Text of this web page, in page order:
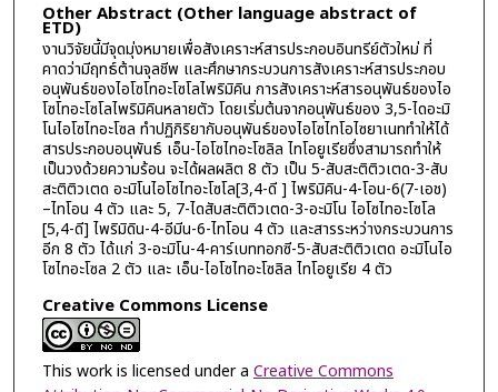
Other Abstract (Other language abstract of
ETD)
งานวิจัยนี้มีจุดมุ่งหมายเพื่อสังเคราะห์สารประกอบอินทรีย์ตัวใหม่ ที่
คาดว่ามีฤทธ์ต้านจุลชีพ และศึกษากระบวนการสังเคราะห์สารประกอบ
อนุพันธ์ของไอโซโทอะโซโลไพริมิคิน การสังเคราะห์สารอนุพันธ์ของไอ
โซโทอะโซโลไพริมิคินหลายตัว โดยเริ่มต้นจากอนุพันธ์ของ 3,5-ไดอะมิ
โนไอโซไทอะโซล ทำปฏิกิริยากับอนุพันธ์ของไอโซไทโอไซยาเนททำให้ได้
สารประกอบอนุพันธ์ เอ็น-ไอโซไทอะโซลิล ไทโอยูเรียซึ่งสามารถทำให้
เป็นวงด้วยความร้อน จะได้ผลผลิต 8 ตัว เป็น 5-สับสะติติวเตด-3-สับ
สะติติวเตด อะมิโนไอโซไทอะโซโล[3,4-ดี ] ไพริมิคิน-4-โอน-6(7-เอช)
–ไทโอน 4 ตัว และ 5, 7-ไดสับสะติติวเตด-3-อะมิโน ไอโซไทอะโซโล
[5,4-ดี] ไพริมิดิน-4-อีมีน-6-ไทโอน 4 ตัว และสารระหว่างกระบวนการ
อีก 8 ตัว ได้แก่ 3-อะมิโน-4-คาร์เบททอกซี-5-สับสะติติวเตด อะมิโนไอ
โซไทอะโซล 2 ตัว และ เอ็น-ไอโซไทอะโซลิล ไทโอยูเรีย 4 ตัว
Creative Commons License
This work is licensed under a Creative Commons